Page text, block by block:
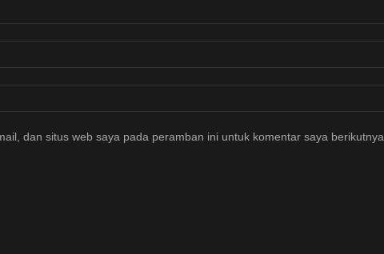
dan situs web saya pada peramban ini untuk komentar saya berikutnya.